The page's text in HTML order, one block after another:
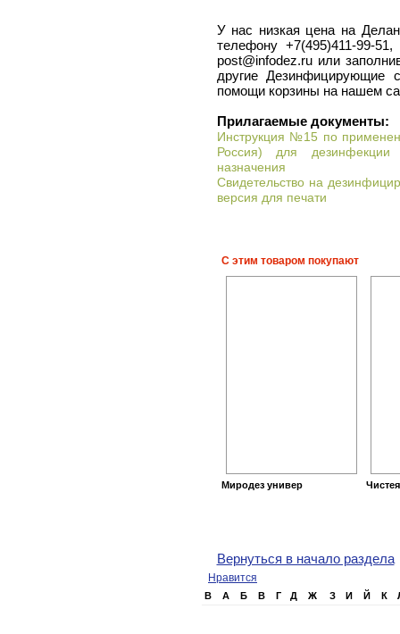
У нас низкая цена на
телефону +7(495)411-99-
post@infodez.ru или
другие Дезинфицирующие
помощи корзины на нашем
Прилагаемые документы:
Инструкция №15 по
Россия) для дезинфекции
назначения
Свидетельство на
версия для печати
С этим товаром покупают
Миродез универ
Вернуться в начало раздела
Нравится
B А Б В Г Д Ж З И Й К